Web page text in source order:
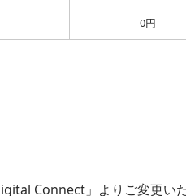
0円
Connect」よりご変更い